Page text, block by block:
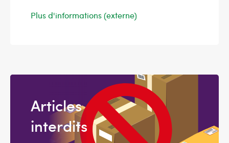
Plus d'informations (externe)
Articles
interdits